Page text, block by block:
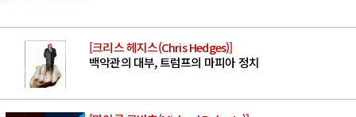
[크리스 헤지스(Chris Hedges)]
백악관의 대부, 트럼프의 마피아 정치